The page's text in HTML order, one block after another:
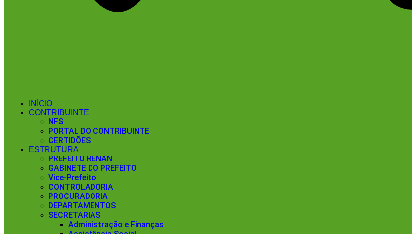
INÍCIO
CONTRIBUINTE
NFS
PORTAL DO CONTRIBUINTE
CERTIDÕES
ESTRUTURA
PREFEITO RENAN
GABINETE DO PREFEITO
Vice-Prefeito
CONTROLADORIA
PROCURADORIA
DEPARTAMENTOS
SECRETARIAS
Administração e Finanças